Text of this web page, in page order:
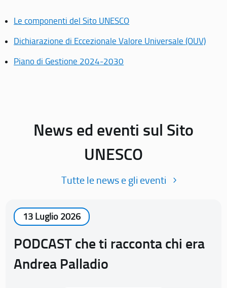
Le componenti del Sito UNESCO
Dichiarazione di Eccezionale Valore Universale (OUV)
Piano di Gestione 2024-2030
News ed eventi sul Sito
UNESCO
Tutte le news e gli eventi
13 Luglio 2026
PODCAST che ti racconta chi era
Andrea Palladio